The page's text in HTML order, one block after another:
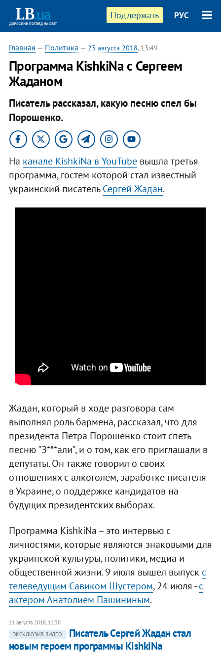
Поддержать РУС
Главная — Политика — 23 августа 2018, 13:49
Программа KishkiNa с Сергеем
Жаданом
Писатель рассказал, какую песню спел бы
Порошенко.
На канале KishkiNa в YouTubeвышла третья
программа, гостем которой стал известный
украинский писательСергей Жадан.
Жадан, который в ходе разговора сам
выполнял роль бармена, рассказал, что для
президента Петра Порошенко стоит спеть
песню "З***али", и о том, как его приглашали в
депутаты. Он также говорил о своих
отношениях с алкоголем, заработке писателя
в Украине, о поддержке кандидатов на
будущих президентских выборах.
Программа KishkiNa – это интервью с
личностями, которые являются знаковыми для
украинской культуры, политики, медиа и
общественной жизни. 9 июля вышел выпуск с
телеведущим Савиком Шустером, 24 июля -с
актером Анатолием Пашининым.
21 августа 2018, 12:30
ЭКСКЛЮЗИВ, ВИДЕО
Писатель Сергей Жадан стал
новым героем программы KishkiNa